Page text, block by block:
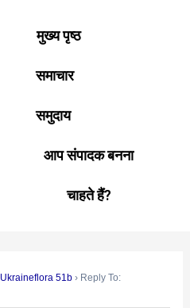
मुख्य पृष्ठ
समाचार
समुदाय
आप संपादक बनना
चाहते हैं?
Ukraineflora 51b › Reply To: